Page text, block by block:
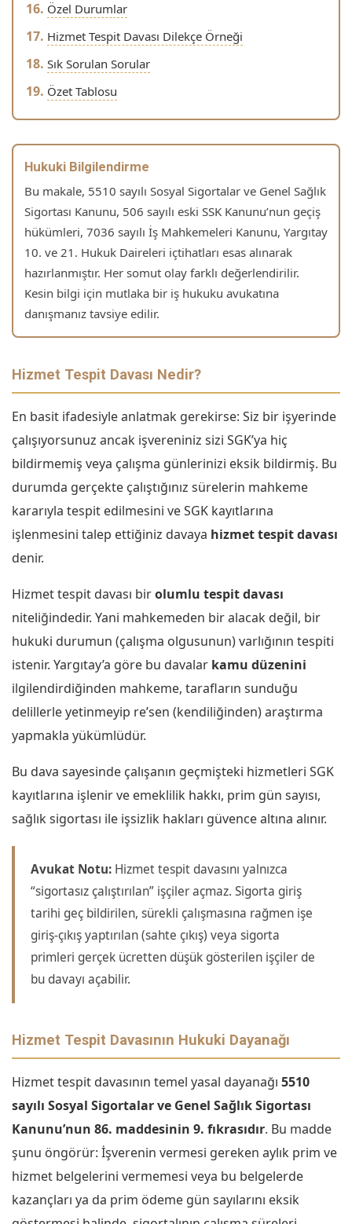
Özel Durumlar
Hizmet Tespit Davası Dilekçe Örneği
Sık Sorulan Sorular
Özet Tablosu
Hukuki Bilgilendirme
Bu makale, 5510 sayılı Sosyal Sigortalar ve Genel Sağlık
Sigortası Kanunu, 506 sayılı eski SSK Kanunu’nun geçiş
hükümleri, 7036 sayılı İş Mahkemeleri Kanunu, Yargıtay
10. ve 21. Hukuk Daireleri içtihatları esas alınarak
hazırlanmıştır. Her somut olay farklı değerlendirilir.
Kesin bilgi için mutlaka bir iş hukuku avukatına
danışmanız tavsiye edilir.
Hizmet Tespit Davası Nedir?
En basit ifadesiyle anlatmak gerekirse: Siz bir işyerinde
çalışıyorsunuz ancak işvereniniz sizi SGK’ya hiç
bildirmemiş veya çalışma günlerinizi eksik bildirmiş. Bu
durumda gerçekte çalıştığınız sürelerin mahkeme
kararıyla tespit edilmesini ve SGK kayıtlarına
işlenmesini talep ettiğiniz davaya hizmet tespit davası
denir.
Hizmet tespit davası birolumlu tespit davası
niteliğindedir. Yani mahkemeden bir alacak değil, bir
hukuki durumun (çalışma olgusunun) varlığının tespiti
istenir. Yargıtay’a göre bu davalar kamu düzenini
ilgilendirdiğinden mahkeme, tarafların sunduğu
delillerle yetinmeyip re’sen (kendiliğinden) araştırma
yapmakla yükümlüdür.
Bu dava sayesinde çalışanın geçmişteki hizmetleri SGK
kayıtlarına işlenir ve emeklilik hakkı, prim gün sayısı,
sağlık sigortası ile işsizlik hakları güvence altına alınır.
Avukat Notu: Hizmet tespit davasını yalnızca
“sigortasız çalıştırılan” işçiler açmaz. Sigorta giriş
tarihi geç bildirilen, sürekli çalışmasına rağmen işe
giriş-çıkış yaptırılan (sahte çıkış) veya sigorta
primleri gerçek ücretten düşük gösterilen işçiler de
bu davayı açabilir.
Hizmet Tespit Davasının Hukuki Dayanağı
Hizmet tespit davasının temel yasal dayanağı 5510
sayılı Sosyal Sigortalar ve Genel Sağlık Sigortası
Kanunu’nun 86. maddesinin 9. fıkrasıdır. Bu madde
şunu öngörür: İşverenin vermesi gereken aylık prim ve
hizmet belgelerini vermemesi veya bu belgelerde
kazançları ya da prim ödeme gün sayılarını eksik